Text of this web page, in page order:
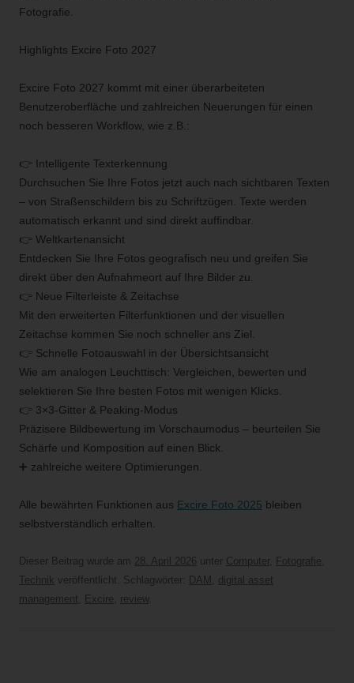
Fotografie.
Highlights Excire Foto 2027
Excire Foto 2027 kommt mit einer überarbeiteten
Benutzeroberfläche und zahlreichen Neuerungen für einen
noch besseren Workflow, wie z.B.:
👉 Intelligente Texterkennung
Durchsuchen Sie Ihre Fotos jetzt auch nach sichtbaren Texten
– von Straßenschildern bis zu Schriftzügen. Texte werden
automatisch erkannt und sind direkt auffindbar.
👉 Weltkartenansicht
Entdecken Sie Ihre Fotos geografisch neu und greifen Sie
direkt über den Aufnahmeort auf Ihre Bilder zu.
👉 Neue Filterleiste & Zeitachse
Mit den erweiterten Filterfunktionen und der visuellen
Zeitachse kommen Sie noch schneller ans Ziel.
👉 Schnelle Fotoauswahl in der Übersichtsansicht
Wie am analogen Leuchttisch: Vergleichen, bewerten und
selektieren Sie Ihre besten Fotos mit wenigen Klicks.
👉 3×3-Gitter & Peaking-Modus
Präzisere Bildbewertung im Vorschaumodus – beurteilen Sie
Schärfe und Komposition auf einen Blick.
➕ zahlreiche weitere Optimierungen.
Alle bewährten Funktionen aus Excire Foto 2025 bleiben
selbstverständlich erhalten.
Dieser Beitrag wurde am 28. April 2026 unter Computer, Fotografie
Technik veröffentlicht. Schlagwörter: DAM
digital asset
management
Excire review.